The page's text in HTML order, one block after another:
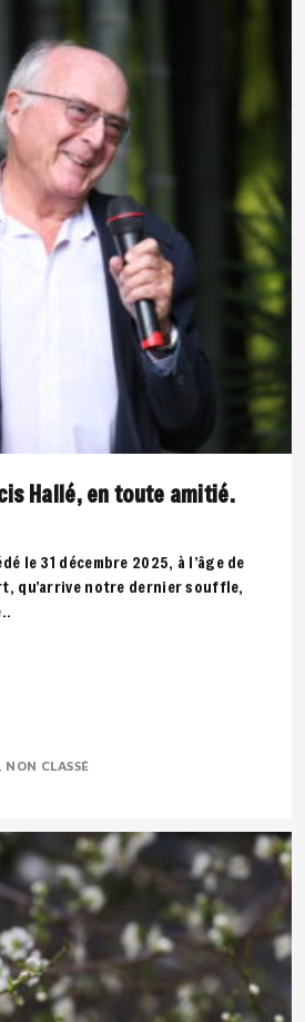
Hallé, en toute amitié.
le 31 décembre 2025, à l’âge de
qu’arrive notre dernier souffle,
NON CLASSÉ